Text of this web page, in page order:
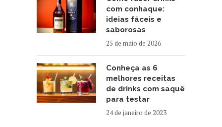
com conhaque:
ideias fáceis e
saborosas
25 de maio de 2026
Conheça as 6
melhores receitas
de drinks com saquê
para testar
24 de janeiro de 2023